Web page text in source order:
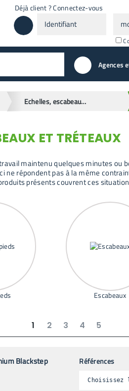
Déjà client ? Connectez-vous
valider Agences
Echelles, escabeaux et échafaudages
ET TRÉTEAUX
maintenu quelques minutes ou
répondent pas à la même
présents couvrent ces
Escabeaux
1 2 3 4 5
Blackstep Références
Choisissez